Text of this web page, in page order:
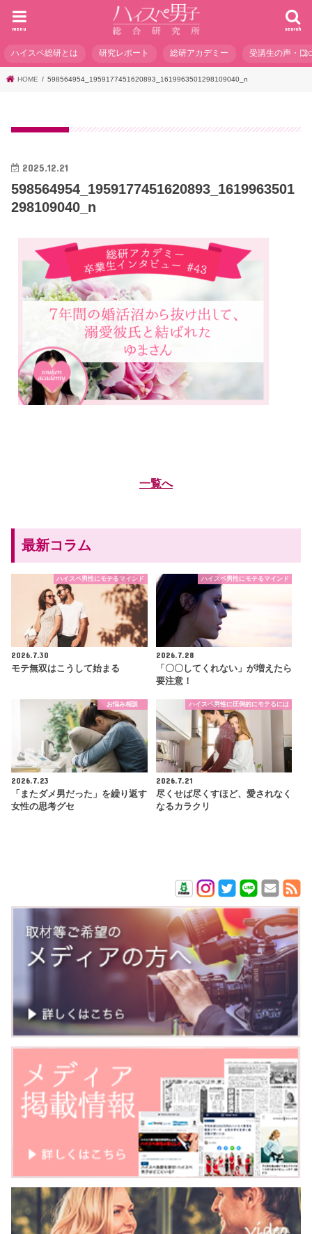
search
menu
ハイスペ総研とは 研究レポート 総研アカデミー 受講生の声・口
HOME 598564954_1959177451620893_1619963501298109040_n
2025.12.21
598564954_1959177451620893_1619963501
298109040_n
一覧へ
最新コラム
ハイスペ男性にモテるマインド
2026.7.30
モテ無双はこうして始まる
ハイスペ男性にモテるマインド
2026.7.28
「〇〇してくれない」が増えたら
要注意！
お悩み相談
2026.7.23
「またダメ男だった」を繰り返す
女性の思考グセ
ハイスペ男性に圧倒的にモテるには
2026.7.21
尽くせば尽くすほど、愛されなく
なるカラクリ